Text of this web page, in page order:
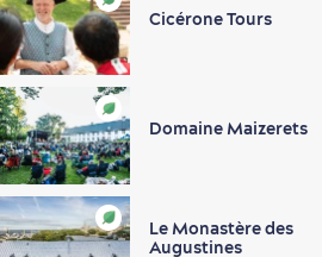
Cicérone Tours
Domaine Maizerets
Le Monastère des
Augustines